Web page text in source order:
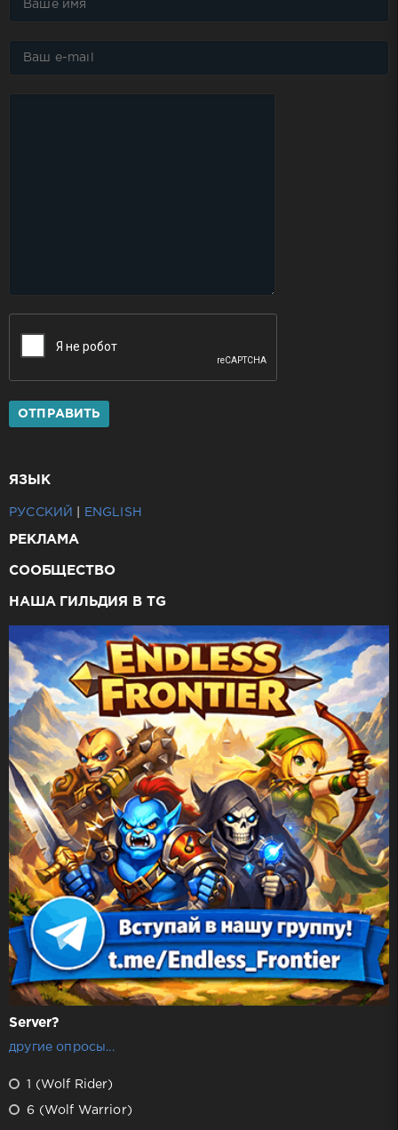
ОТПРАВИТЬ
ЯЗЫК
РУССКИЙ ENGLISH
РЕКЛАМА
СООБЩЕСТВО
НАША ГИЛЬДИЯ В TG
Server?
другие опросы...
1 (Wolf Rider)
6 (Wolf Warrior)